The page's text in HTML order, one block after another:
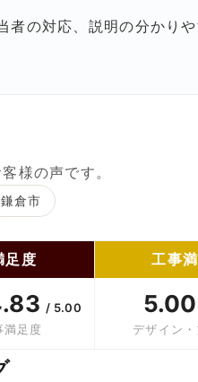
者の対応、説明の分かり
様の声です。
鎌倉市
足度
/ 5.00
満足度
工事
5.00
デザイン